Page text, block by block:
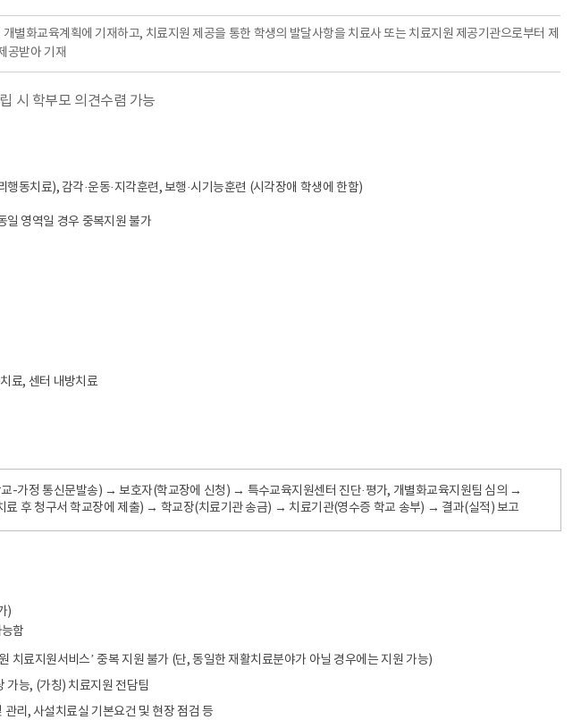
개별화교육계획에 기재하고, 치료지원 제공을 통한 학생의 발달사항을 치료사 또는 치료지원 제공기관으로부터 제
공받아 기재
시 학부모 의견수렴 가능
동치료), 감각·운동·지각훈련, 보행·시기능훈련 (시각장애 학생에 한함)
영역일 경우 중복지원 불가
료, 센터 내방치료
-가정 통신문발송) → 보호자(학교장에 신청) → 특수교육지원센터 진단·평가, 개별화교육지원팀 심의 →
후 청구서 학교장에 제출) → 학교장(치료기관 송금) → 치료기관(영수증 학교 송부) → 결과(실적) 보고
)
함
치료지원서비스’ 중복 지원 불가 (단, 동일한 재활치료분야가 아닐 경우에는 지원 가능)
가능, (가칭) 치료지원 전담팀
리, 사설치료실 기본요건 및 현장 점검 등